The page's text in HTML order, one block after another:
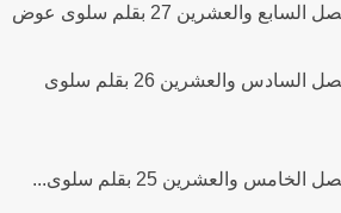
والعشرين 27 بقلم سلوى عوض
رواية أميرة الزين الفصل السادس والعشرين 26 بقلم سلوى
والعشرين 25 بقلم سلوى...